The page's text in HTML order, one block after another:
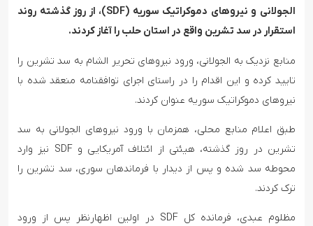
الجولانی و نیروهای دموکراتیک سوریه (SDF)، از روز گذشته روند
استقرار در سد تشرین واقع در استان حلب را آغاز کردند.
منابع نزدیک به الجولانی، ورود نیروهای تحریر الشام به سد تشرین را
تایید کرده و این اقدام را در راستای اجرای توافقنامه منعقد شده با
نیروهای دموکراتیک سوریه عنوان کردند.
طبق اعلام منابع محلی، همزمان با ورود نیروهای الجولانی به سد
تشرین در روز گذشته، هیئتی از ائتلاف آمریکایی و SDF نیز وارد
محوطه سد شده و پس از دیدار با فرماندهان سوری، سد تشرین را
ترک کردند.
مظلوم عبدی، فرمانده کل SDF در اولین اظهارنظر پس از ورود